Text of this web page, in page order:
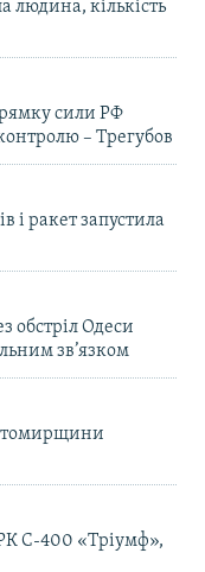
людина, кількість
сили РФ
– Трегубов
і ракет запустила
обстріл Одеси
зв’язком
С-400 «Тріумф»,